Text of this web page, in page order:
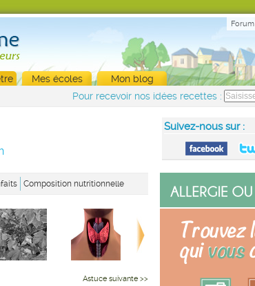
Forum
Mes écoles
Mon blog
Pour recevoir nos idées recettes :
Suivez-nous sur :
Composition nutritionnelle
Astuce suivante >>